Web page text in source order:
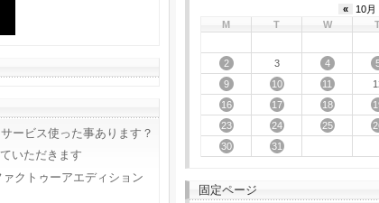
ービス使った事あります？
いただきます
クトゥーアエディション
«
10
M
T W
2 3 4
9
10 11
16
17 18
23
24 25
30
31
固定ページ